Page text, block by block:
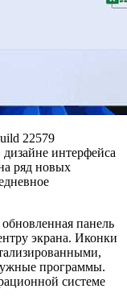
22579
интерфейса
ряд новых
панель
экрана. Иконки
программы.
системе